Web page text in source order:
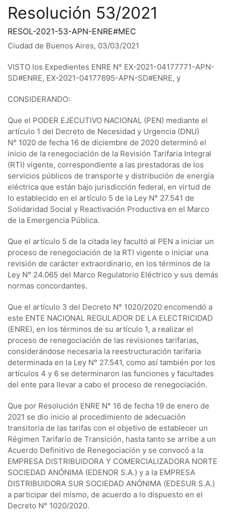
Resolución 53/2021
RESOL-2021-53-APN-ENRE#MEC
Ciudad de Buenos Aires, 03/03/2021
VISTO los Expedientes ENRE N° EX-2021-04177771-APN-
SD#ENRE, EX-2021-04177695-APN-SD#ENRE, y
CONSIDERANDO:
Que el PODER EJECUTIVO NACIONAL (PEN) mediante el
artículo 1 del Decreto de Necesidad y Urgencia (DNU)
N° 1020 de fecha 16 de diciembre de 2020 determinó el
inicio de la renegociación de la Revisión Tarifaria Integral
(RTI) vigente, correspondiente a las prestadoras de los
servicios públicos de transporte y distribución de energía
eléctrica que están bajo jurisdicción federal, en virtud de
lo establecido en el artículo 5 de la Ley N° 27.541 de
Solidaridad Social y Reactivación Productiva en el Marco
de la Emergencia Pública.
Que el artículo 5 de la citada ley facultó al PEN a iniciar un
proceso de renegociación de la RTI vigente o iniciar una
revisión de carácter extraordinario, en los términos de la
Ley N° 24.065 del Marco Regulatorio Eléctrico y sus demás
normas concordantes.
Que el artículo 3 del Decreto N° 1020/2020 encomendó a
este ENTE NACIONAL REGULADOR DE LA ELECTRICIDAD
(ENRE), en los términos de su artículo 1, a realizar el
proceso de renegociación de las revisiones tarifarias,
considerándose necesaria la reestructuración tarifaria
determinada en la Ley N° 27.541, como así también por los
artículos 4 y 6 se determinaron las funciones y facultades
del ente para llevar a cabo el proceso de renegociación.
Que por Resolución ENRE N° 16 de fecha 19 de enero de
2021 se dio inicio al procedimiento de adecuación
transitoria de las tarifas con el objetivo de establecer un
Régimen Tarifario de Transición, hasta tanto se arribe a un
Acuerdo Definitivo de Renegociación y se convocó a la
EMPRESA DISTRIBUIDORA Y COMERCIALIZADORA NORTE
SOCIEDAD ANÓNIMA (EDENOR S.A.) y a la EMPRESA
DISTRIBUIDORA SUR SOCIEDAD ANÓNIMA (EDESUR S.A.)
a participar del mismo, de acuerdo a lo dispuesto en el
Decreto N° 1020/2020.